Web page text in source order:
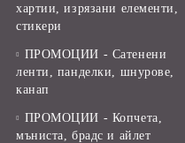
хартии, изрязани елементи,
стикери
ПРОМОЦИИ - Сатенени
ленти, панделки, шнурове,
канап
ПРОМОЦИИ - Копчета,
мъниста, брадс и айлет